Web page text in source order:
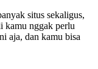
situs sekaligus,
kamu nggak perlu
aja, dan kamu bisa